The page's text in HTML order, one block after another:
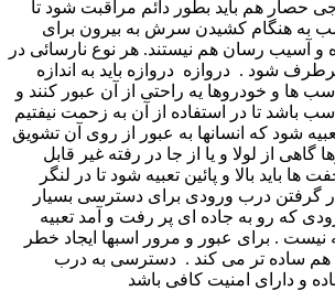
حصار هم باید بطور دائم مراقبت شود تا
به هنگام کشیدن سرش به بیرون برای
و آسیب رسان هم نیستند. هر نوع نارسائی در
شود . دروازه دروازه باید به اندازه
ها و خودروها یه راحتی از آن عبور کنند و
باشد تا در استفاده از آن به زحمت نیفتیم
شود که انسانها به عبور از روی آن تشویق
گاهی از لولا و یا از جا در رفته غیر قابل
باید بالا و پائین تعبیه شود تا در لنگر
گرفتن درب ورودی برای دسترسی بسیار
که رو به جاده ای پر رفت و آمد تعبیه
نیست . برای عبور و مرور اسبها ایجاد خطر
هم ساده تر می کند . دسترسی به درب
و دارای امنیت کافی باشد